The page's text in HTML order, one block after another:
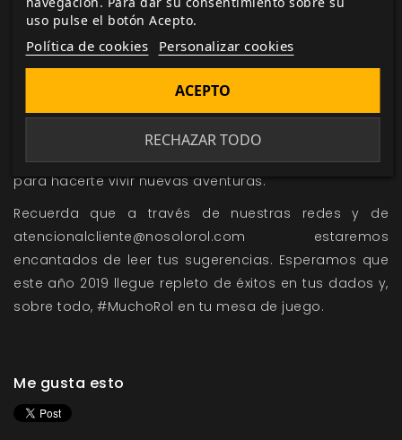
sino que ademásliberamos el volumen 3 de Rol Gratis
para que puedas acceder a él en formato digital en
cualquier momento.
Aún quedan muchos lanzamientos por publicar,
como te contamos en nuestra charla sobreel plan
editorial que nos espera para el próximo año
cultistas, héroes, mutantes y villanos se preparan
para hacerte vivir nuevas aventuras.
Recuerda que a través de nuestras redes y de
atencionalcliente@nosolorol.com estaremos
encantados de leer tus sugerencias. Esperamos que
este año 2019 llegue repleto de éxitos en tus dados y,
sobre todo, #MuchoRol en tu mesa de juego.
Me gusta esto
uso pulse el botón Acepto.
Política de cookies Personalizar cookies
RECHAZAR TODO
ACEPTO